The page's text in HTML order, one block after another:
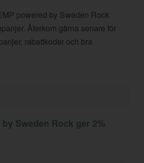
powered by Sweden Rock
Återkom gärna senare för
rabattkoder och bra
Sweden Rock ger 2%